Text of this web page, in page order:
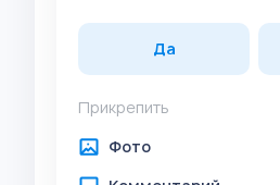
Да
Прикрепить
Фото